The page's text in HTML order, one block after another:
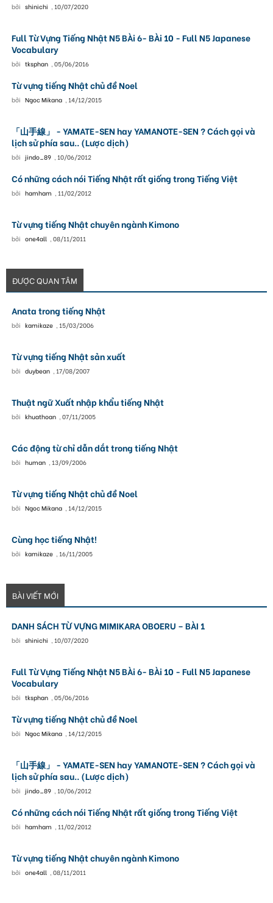
bởi shinichi , 10/07/2020
Full Từ Vựng Tiếng Nhật N5 BÀi 6- BÀi 10 - Full N5 Japanese
Vocabulary
bởi tksphan , 05/06/2016
Từ vựng tiếng Nhật chủ đề Noel
bởi Ngoc Mikana , 14/12/2015
「山手線」 - YAMATE-SEN hay YAMANOTE-SEN ? Cách gọi và
lịch sử phía sau.. (Lược dịch)
bởi jindo_89 , 10/06/2012
Có những cách nói Tiếng Nhật rất giống trong Tiếng Việt
bởi hamham , 11/02/2012
Từ vựng tiếng Nhật chuyên ngành Kimono
bởi one4all , 08/11/2011
ĐƯỢC QUAN TÂM
Anata trong tiếng Nhật
bởi kamikaze , 15/03/2006
Từ vựng tiếng Nhật sản xuất
bởi duybean , 17/08/2007
Thuật ngữ Xuất nhập khẩu tiếng Nhật
bởi khuathoan , 07/11/2005
Các động từ chỉ dẫn dắt trong tiếng Nhật
bởi human , 13/09/2006
Từ vựng tiếng Nhật chủ đề Noel
bởi Ngoc Mikana , 14/12/2015
Cùng học tiếng Nhật!
bởi kamikaze , 16/11/2005
BÀI VIẾT MỚI
DANH SÁCH TỪ VỰNG MIMIKARA OBOERU – BÀI 1
bởi shinichi , 10/07/2020
Full Từ Vựng Tiếng Nhật N5 BÀi 6- BÀi 10 - Full N5 Japanese
Vocabulary
bởi tksphan , 05/06/2016
Từ vựng tiếng Nhật chủ đề Noel
bởi Ngoc Mikana , 14/12/2015
「山手線」 - YAMATE-SEN hay YAMANOTE-SEN ? Cách gọi và
lịch sử phía sau.. (Lược dịch)
bởi jindo_89 , 10/06/2012
Có những cách nói Tiếng Nhật rất giống trong Tiếng Việt
bởi hamham , 11/02/2012
Từ vựng tiếng Nhật chuyên ngành Kimono
bởi one4all , 08/11/2011